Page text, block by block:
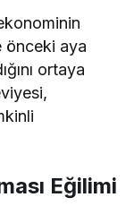
önceki aya
ortaya
Eğilimi